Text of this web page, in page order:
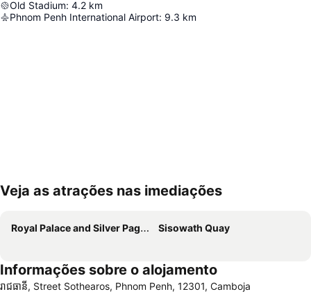
Old Stadium: 4.2 km
Phnom Penh International Airport: 9.3 km
Ampliar mapa
Veja as atrações nas imediações
Royal Palace and Silver Pagoda Sisowath Quay
Informações sobre o alojamento
រាជធានី, Street Sothearos, Phnom Penh, 12301, Camboja